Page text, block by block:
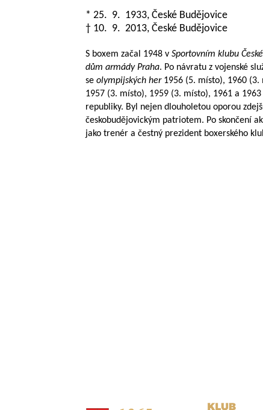
* 25. 9. 1933, České Budějovice
† 10. 9. 2013, České Budějovice
S boxem začal 1948 v Sportovním klubu
dům armády Praha. Po návratu z vojenské
se olympijských her1956 (5. místo), 1960 (3.
1957 (3. místo), 1959 (3. místo), 1961 a
republiky. Byl nejen dlouholetou oporou
českobudějovickým patriotem. Po skončení
jako trenér a čestný prezident boxerského